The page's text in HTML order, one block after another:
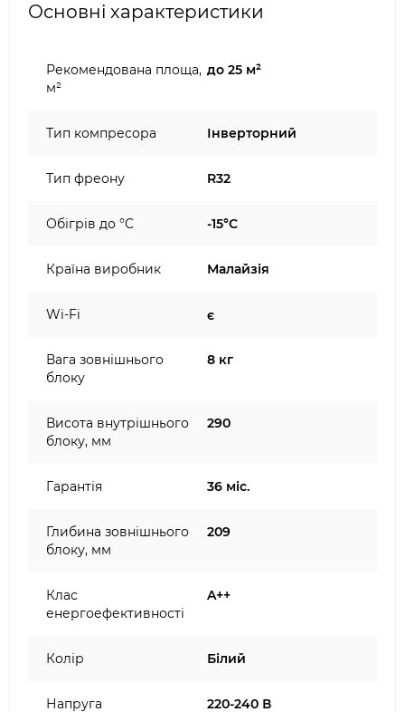
Основні характеристики
Рекомендована площа,
м²
до 25 м²
Тип компресора Інверторний
Тип фреону R32
Обігрів до °C -15°C
Країна виробник Малайзія
Wi-Fi є
Вага зовнішнього
блоку
8 кг
Висота внутрішнього
блоку, мм
290
Гарантія 36 міс.
Глибина зовнішнього
блоку, мм
209
Клас
енергоефективності
A++
Колір Білий
Напруга 220-240 В